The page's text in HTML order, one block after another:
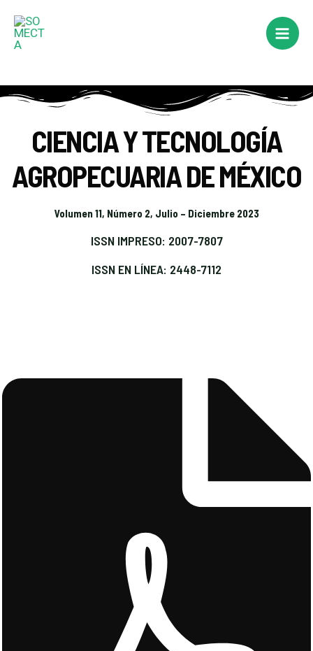
contenido
Main
CIENCIA Y TECNOLOGÍA
AGROPECUARIA DE MÉXICO
Volumen 11, Número 2, Julio – Diciembre 2023
ISSN IMPRESO: 2007-7807
ISSN EN LÍNEA: 2448-7112